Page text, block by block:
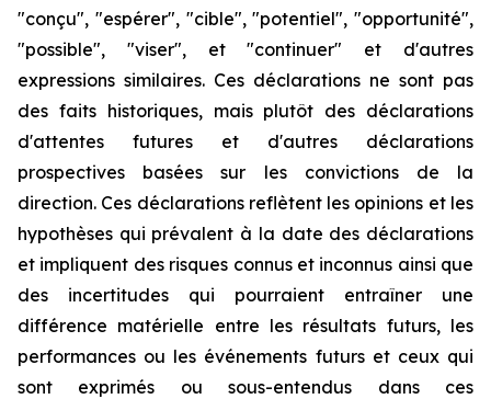
"conçu", "espérer", "cible", "potentiel", "opportunité",
"possible", "viser", et "continuer" et d'autres
expressions similaires. Ces déclarations ne sont pas
des faits historiques, mais plutôt des déclarations
d'attentes futures et d'autres déclarations
prospectives basées sur les convictions de la
direction. Ces déclarations reflètent les opinions et les
hypothèses qui prévalent à la date des déclarations
et impliquent des risques connus et inconnus ainsi que
des incertitudes qui pourraient entraîner une
différence matérielle entre les résultats futurs, les
performances ou les événements futurs et ceux qui
sont exprimés ou sous-entendus dans ces